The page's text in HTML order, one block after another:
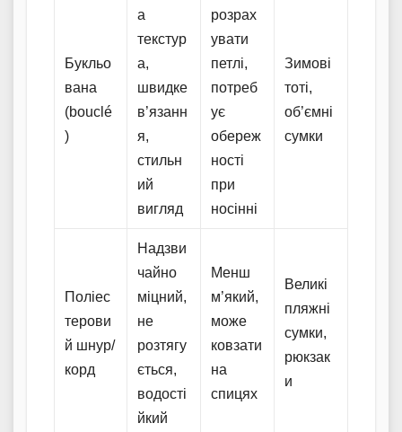
Букльо
вана
(bouclé
)
а
текстур
а,
швидке
в’язанн
я,
стильн
ий
вигляд
розрах
увати
петлі,
потреб
ує
обереж
ності
при
носінні
Зимові
тоті,
об’ємні
сумки
Поліес
терови
й шнур/
корд
Надзви
чайно
міцний,
не
розтягу
ється,
водості
йкий
Менш
м’який,
може
ковзати
на
спицях
Великі
пляжні
сумки,
рюкзак
и